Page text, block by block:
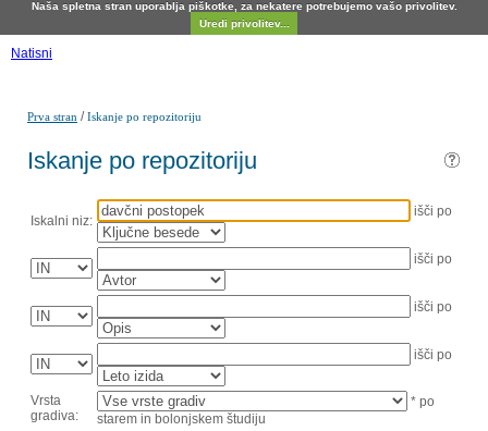
Naša spletna stran uporablja piškotke, za nekatere potrebujemo vašo privolitev.
Uredi privolitev...
Natisni
Prva stran /Iskanje po repozitoriju
Iskanje po repozitoriju
Iskalni niz:
išči po
išči po
išči po
išči po
Vrsta
gradiva:
* po
starem in bolonjskem študiju